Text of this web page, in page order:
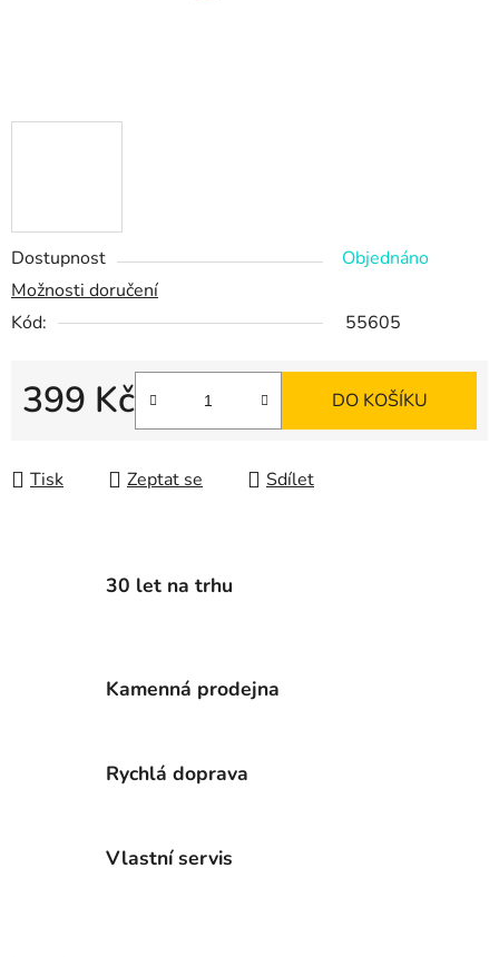
Dostupnost
Objednáno
Možnosti doručení
Kód:
55605
399 Kč DO KOŠÍKU
Tisk Zeptat se Sdílet
30 let na trhu
Kamenná prodejna
Rychlá doprava
Vlastní servis